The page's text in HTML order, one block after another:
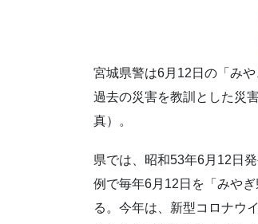
宮城県警は6月12日の「み
過去の災害を教訓とした災
真）。
県では、昭和53年6月12日
例で毎年6月12日を「みや
る。今年は、新型コロナウ